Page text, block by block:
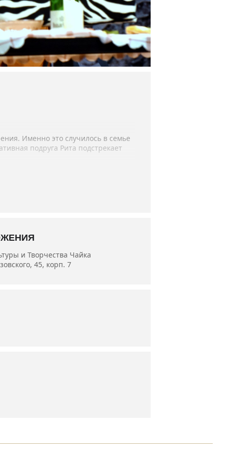
Именно это случилось в семье
подруга Рита подстрекает
– прежде всего о любви,
артисты Анастасия
и Творчества Чайка
45, корп. 7